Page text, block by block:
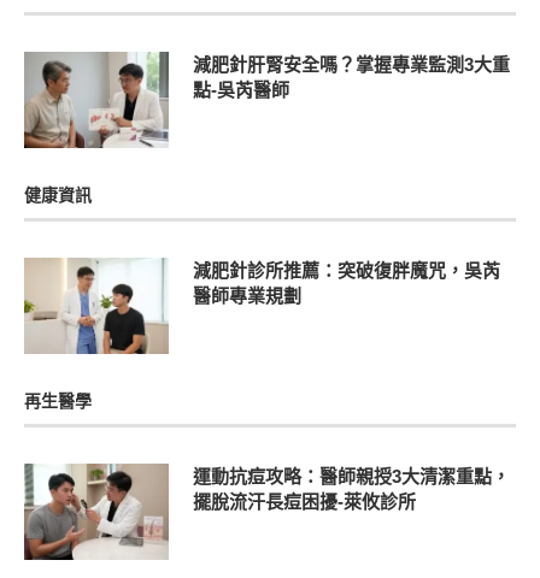
減肥針肝腎安全嗎？掌握專業監測3大重
點-吳芮醫師
健康資訊
減肥針診所推薦：突破復胖魔咒，吳芮
醫師專業規劃
再生醫學
運動抗痘攻略：醫師親授3大清潔重點，
擺脫流汗長痘困擾-萊攸診所